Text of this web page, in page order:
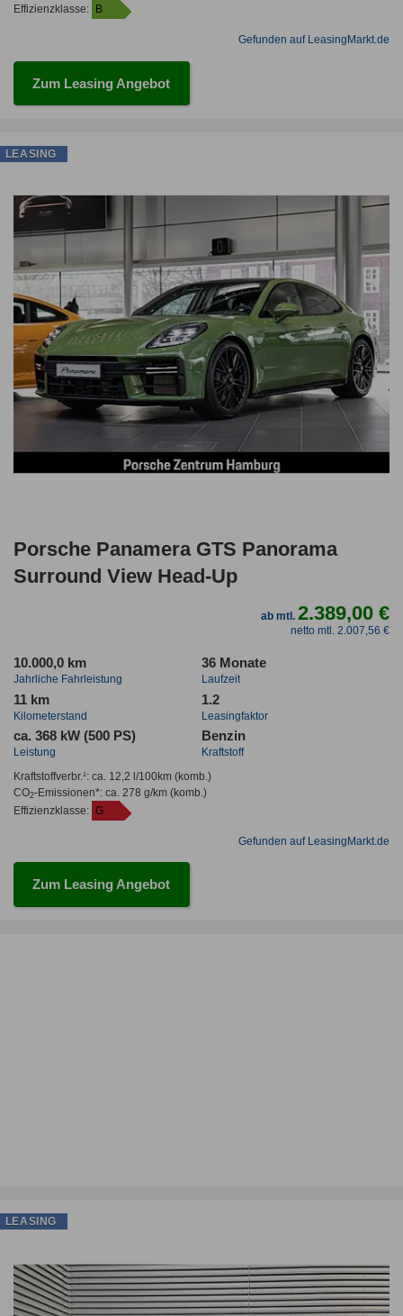
Effizienzklasse:
B
Gefunden auf LeasingMarkt.de
Zum Leasing Angebot
Porsche Panamera GTS Panorama
Surround View Head-Up
ab mtl.2.389,00 €
netto mtl. 2.007,56 €
10.000,0 km
Jahrliche Fahrleistung
36 Monate
Laufzeit
11 km
Kilometerstand
1.2
Leasingfaktor
ca. 368 kW (500 PS)
Leistung
Benzin
Kraftstoff
Kraftstoffverbr.¹: ca. 12,2 l/100km(komb.)
CO2-Emissionen*: ca. 278 g/km(komb.)
Effizienzklasse: G
Gefunden auf LeasingMarkt.de
Zum Leasing Angebot
LEASING
LEASING